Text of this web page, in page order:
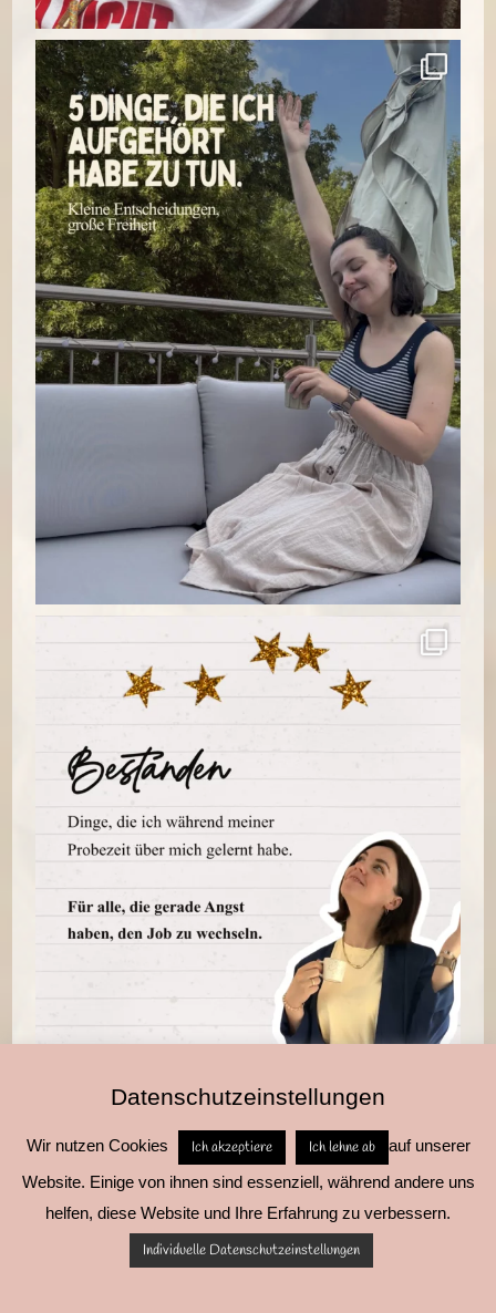
Mehr laden Folge mir
Datenschutzeinstellungen
Wir nutzen Cookies Ich akzeptiere Ich lehne ab
auf unserer
Website. Einige von ihnen sind essenziell, während andere uns
helfen, diese Website und Ihre Erfahrung zu verbessern.
Individuelle Datenschutzeinstellungen